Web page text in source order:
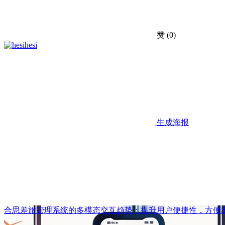
赞 (0)
hesi
生成海报
合思差旅管理系统的多模态交互趋势：提升用户便捷性，方便